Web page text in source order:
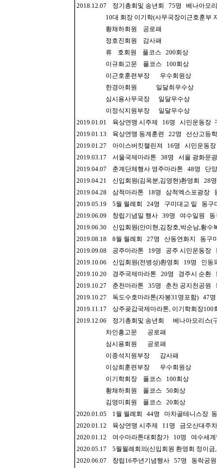
2018.12.07 정기총회및 송년회 75명 베나아모
10대 회장 이기학(사무국장이근호훈부 지명
황채하회원 공로패
정호진회원 감사패
류 호회원 풀코스 200회상
이규화고문 풀코스 100회상
이근호훈련부장 우수회원상
한경아회원 일달최우수상
심시용사무국장 일달우수상
이정식지원부장 일달우수상
2019.01.01 육상연맹 시주제 16명 시민운동장
2019.01.13 육상연맹 동계훈련 22명 선산고등
2019.01.27 아이스버킷챌린져 16명 시민운동
2019.03.17 서울국제마라톤 38명 서울 광화문
2019.04.07 춘계단체행사 영주마라톤 48명 단
2019.04.21 신입회원(김옥분,김영현)환영회 28
2019.04.28 삼척마라톤 18명 삼척엑스포광장
2019.05.19 5월 월례회 24명 구미대교 밑 동구
2019.06.09 창립기념일 행사 39명 여수일원 동
2019.06.30 신입회원(안미현,김창호,박순남,황
2019.08.18 8월 월례회 27명 산동연화지 동구
2019.09.08 공주마라톤 19명 공주 시민운동장
2019.10.06 신입회원(전병성)환영회 19명 인동
2019.10.20 경주국제마라톤 20명 경주시 순환
2019.10.27 춘천마라톤 35명 춘천 공지천공원
2019.10.27 독도수호마라톤(자봉31명포함) 47
2019.11.17 상주곶감국제마라톤, 이기학회장
2019.12.06 정기총회및 송년회 베나아모리스(
차인흥고문 공로패
심시용회원 공로패
이종석지원부장 감사패
이상희훈련부장 우수회원상
이기학회장 풀코스 100회상
황채하회원 풀코스 50회상
김영미회원 풀코스 20회상
2020.01.05 1월 월례회 44명 마차골테니스장
2020.01.12 육상연맹 시주제 11명 금오산대주
2020.01.12 여수마라톤대회참가 10명 여수세
2020.05.17 5월월례회의(신입회원 환영회 정이
2020.06.07 창립16주년기념행사 57명 동락공